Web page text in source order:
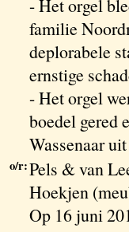
- Het orgel
familie
deplorabele
ernstige
- Het orgel
boedel gered
Wassenaar
o/r:Pels & van
Hoekjen
Op 16 juni